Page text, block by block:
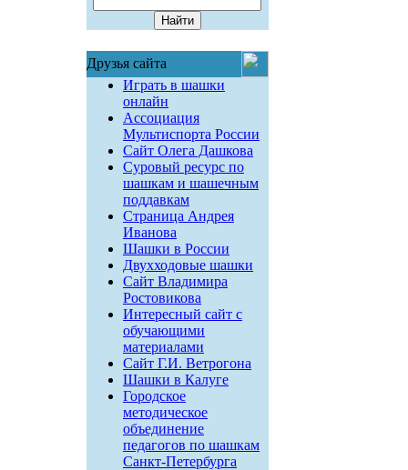
Друзья сайта
Играть в шашки
онлайн
Ассоциация
Мультиспорта России
Сайт Олега Дашкова
Суровый ресурс по
шашкам и шашечным
поддавкам
Страница Андрея
Иванова
Шашки в России
Двухходовые шашки
Сайт Владимира
Ростовикова
Интересный сайт с
обучающими
материалами
Сайт Г.И. Ветрогона
Шашки в Калуге
Городское
методическое
объединение
педагогов по шашкам
Санкт-Петербурга